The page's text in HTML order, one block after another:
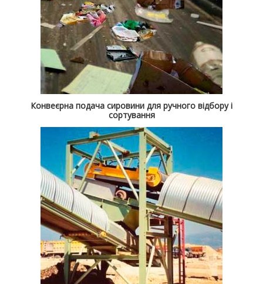
Конвеєрна подача сировини для ручного відбору і
сортування